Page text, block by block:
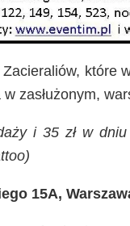
które
zasłużonym,
i 35 zł w
15A,